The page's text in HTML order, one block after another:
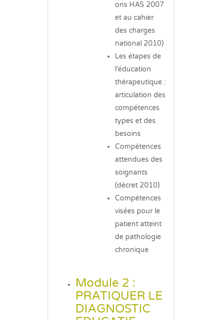
ons HAS 2007
et au cahier
des charges
national 2010)
Les étapes de
l'éducation
thérapeutique :
articulation des
compétences
types et des
besoins
Compétences
attendues des
soignants
(décret 2010)
Compétences
visées pour le
patient atteint
de pathologie
chronique
Module 2 :
PRATIQUER LE
DIAGNOSTIC